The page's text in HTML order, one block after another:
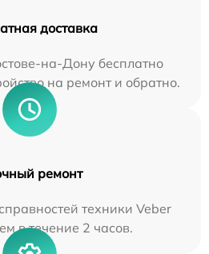
доставка
на-Дону бесплатно
на ремонт и обратно.
ремонт
техники Veber
в течение 2 часов.